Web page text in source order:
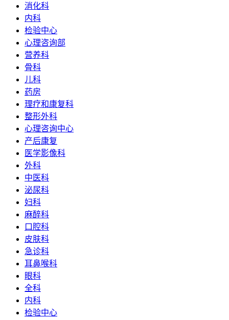
消化科
内科
检验中心
心理咨询部
营养科
骨科
儿科
药房
理疗和康复科
整形外科
心理咨询中心
产后康复
医学影像科
外科
中医科
泌尿科
妇科
麻醉科
口腔科
皮肤科
急诊科
耳鼻喉科
眼科
全科
内科
检验中心